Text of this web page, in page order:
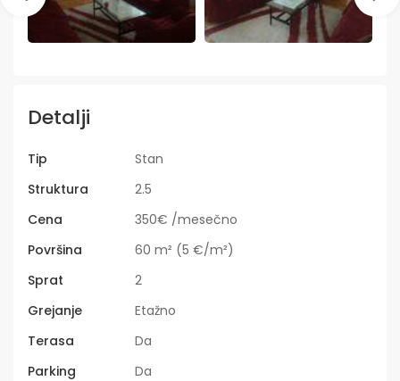
Detalji
Tip
Stan
Struktura
2.5
Cena
350€ /mesečno
Površina
60 m² (5 €/m²)
Sprat
2
Grejanje
Etažno
Terasa
Da
Parking
Da